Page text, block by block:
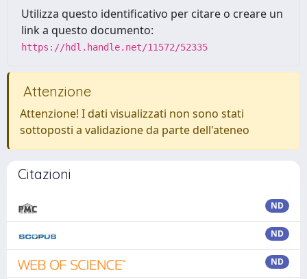
Utilizza questo identificativo per citare o creare un
link a questo documento:
https://hdl.handle.net/11572/52335
Attenzione
Attenzione! I dati visualizzati non sono stati
sottoposti a validazione da parte dell'ateneo
Citazioni
ND
ND
ND